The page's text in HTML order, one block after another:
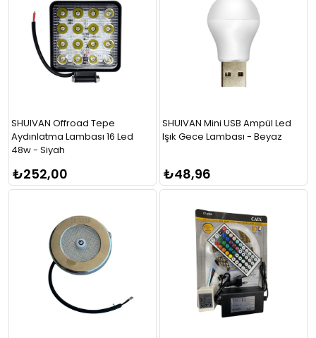
SHUIVAN Offroad Tepe
Aydınlatma Lambası 16 Led
48w - Siyah
₺252,00
SHUIVAN Mini USB Ampül Led
Işık Gece Lambası - Beyaz
₺48,96